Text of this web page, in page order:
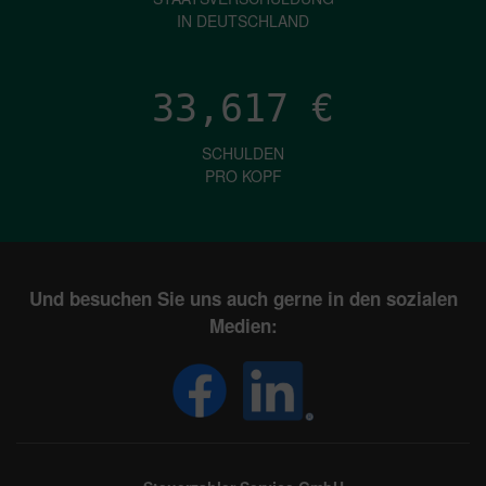
IN DEUTSCHLAND
33,617 €
SCHULDEN
PRO KOPF
Und besuchen Sie uns auch gerne in den sozialen
Medien: